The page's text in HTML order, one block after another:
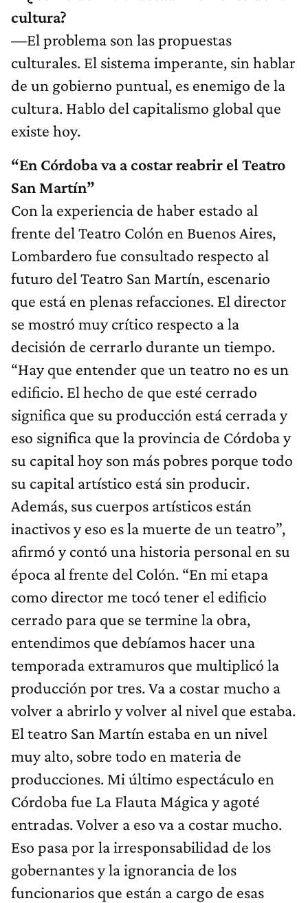
cultura?
—El problema son las propuestas
culturales. El sistema imperante, sin hablar
de un gobierno puntual, es enemigo de la
cultura. Hablo del capitalismo global que
existe hoy.
“En Córdoba va a costar reabrir el Teatro
San Martín”
Con la experiencia de haber estado al
frente del Teatro Colón en Buenos Aires,
Lombardero fue consultado respecto al
futuro del Teatro San Martín, escenario
que está en plenas refacciones. El director
se mostró muy crítico respecto a la
decisión de cerrarlo durante un tiempo.
“Hay que entender que un teatro no es un
edificio. El hecho de que esté cerrado
significa que su producción está cerrada y
eso significa que la provincia de Córdoba y
su capital hoy son más pobres porque todo
su capital artístico está sin producir.
Además, sus cuerpos artísticos están
inactivos y eso es la muerte de un teatro”,
afirmó y contó una historia personal en su
época al frente del Colón. “En mi etapa
como director me tocó tener el edificio
cerrado para que se termine la obra,
entendimos que debíamos hacer una
temporada extramuros que multiplicó la
producción por tres. Va a costar mucho a
volver a abrirlo y volver al nivel que estaba.
El teatro San Martín estaba en un nivel
muy alto, sobre todo en materia de
producciones. Mi último espectáculo en
Córdoba fue La Flauta Mágica y agoté
entradas. Volver a eso va a costar mucho.
Eso pasa por la irresponsabilidad de los
gobernantes y la ignorancia de los
funcionarios que están a cargo de esas